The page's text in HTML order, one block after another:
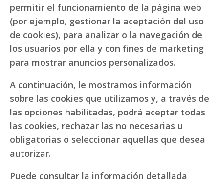
permitir el funcionamiento de la página web
(por ejemplo, gestionar la aceptación del uso
de cookies), para analizar o la navegación de
los usuarios por ella y con fines de marketing
para mostrar anuncios personalizados.
A continuación, le mostramos información
sobre las cookies que utilizamos y, a través de
las opciones habilitadas, podrá aceptar todas
las cookies, rechazar las no necesarias u
obligatorias o seleccionar aquellas que desea
autorizar.
Puede consultar la información detallada